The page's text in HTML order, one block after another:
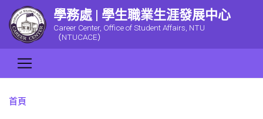
學務處 | 學生職業生涯發展中心
Career Center, Office of Student Affairs, NTU
（NTUCACE）
首頁